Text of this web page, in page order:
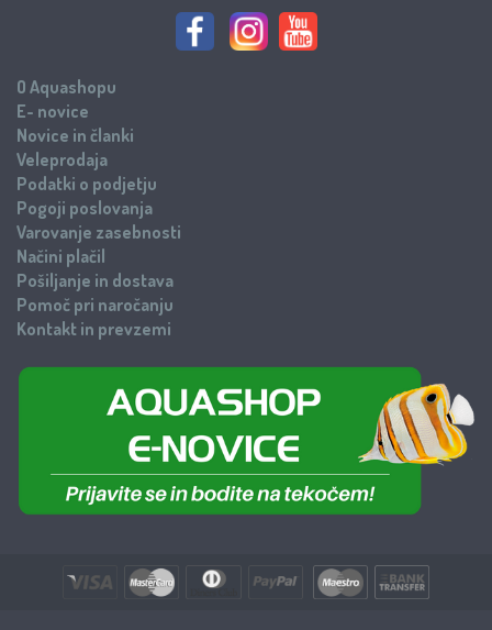
O Aquashopu
E- novice
Novice in članki
Veleprodaja
Podatki o podjetju
Pogoji poslovanja
Varovanje zasebnosti
Načini plačil
Pošiljanje in dostava
Pomoč pri naročanju
Kontakt in prevzemi